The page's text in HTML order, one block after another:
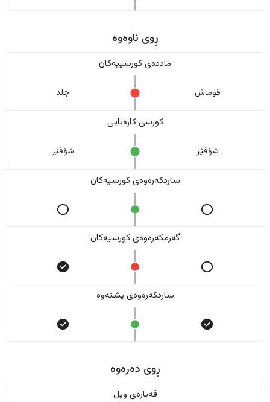
ڕوی ناوەوە
ماددەی کورسییەکان
قوماش جلد
کورسی کارەبایی
شۆفێر شۆفێر
ساردکەرەوەی کورسیەکان
گەرمکەرەوەی کورسیەکان
ساردکەرەوەی پشتەوە
ڕوی دەرەوە
قەبارەی ویل